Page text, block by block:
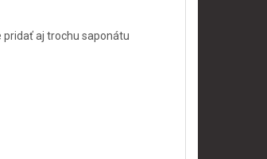
pridať aj trochu saponátu